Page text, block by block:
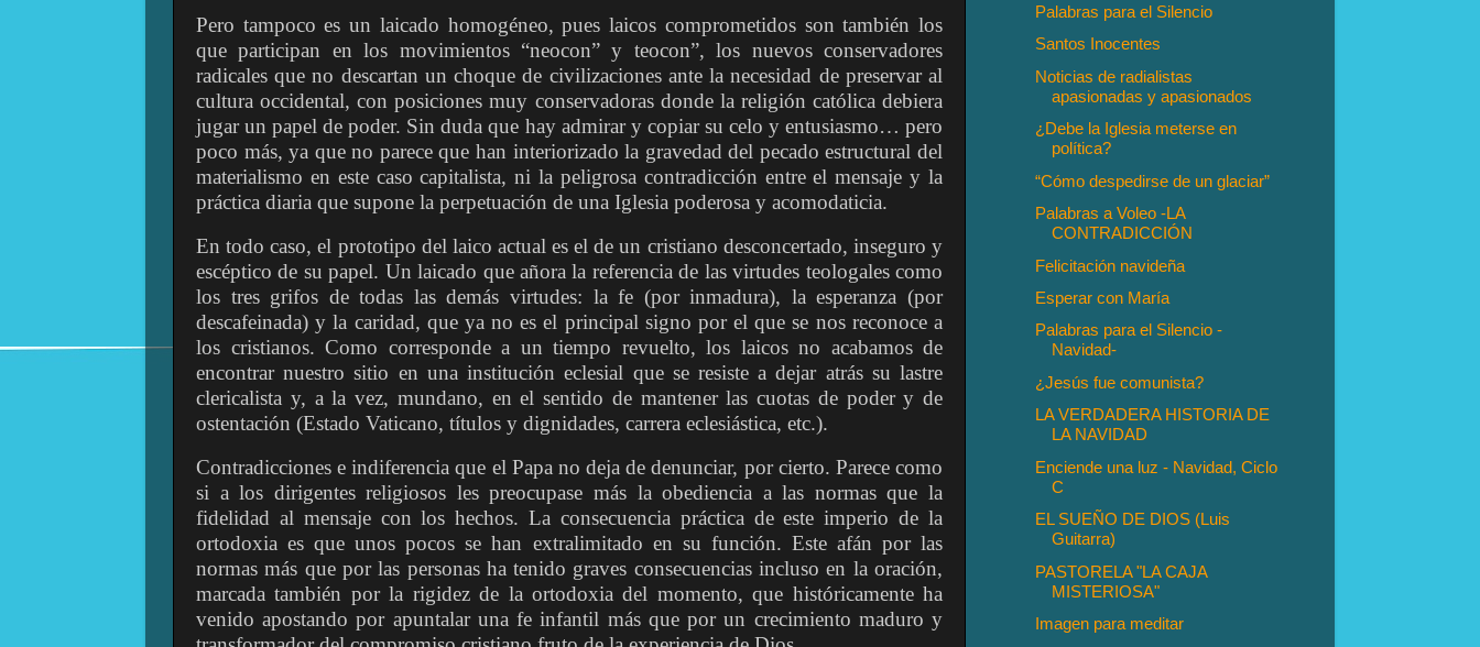
Pero tampoco es un laicado homogéneo, pues laicos comprometidos son también los
que participan en los movimientos “neocon” y teocon”, los nuevos conservadores
radicales que no descartan un choque de civilizaciones ante la necesidad de preservar al
cultura occidental, con posiciones muy conservadoras donde la religión católica debiera
jugar un papel de poder. Sin duda que hay admirar y copiar su celo y entusiasmo… pero
poco más, ya que no parece que han interiorizado la gravedad del pecado estructural del
materialismo en este caso capitalista, ni la peligrosa contradicción entre el mensaje y la
práctica diaria que supone la perpetuación de una Iglesia poderosa y acomodaticia.
En todo caso, el prototipo del laico actual es el de un cristiano desconcertado, inseguro y
escéptico de su papel. Un laicado que añora la referencia de las virtudes teologales como
los tres grifos de todas las demás virtudes: la fe (por inmadura), la esperanza (por
descafeinada) y la caridad, que ya no es el principal signo por el que se nos reconoce a
los cristianos. Como corresponde a un tiempo revuelto, los laicos no acabamos de
encontrar nuestro sitio en una institución eclesial que se resiste a dejar atrás su lastre
clericalista y, a la vez, mundano, en el sentido de mantener las cuotas de poder y de
ostentación (Estado Vaticano, títulos y dignidades, carrera eclesiástica, etc.).
Contradicciones e indiferencia que el Papa no deja de denunciar, por cierto. Parece como
si a los dirigentes religiosos les preocupase más la obediencia a las normas que la
fidelidad al mensaje con los hechos. La consecuencia práctica de este imperio de la
ortodoxia es que unos pocos se han extralimitado en su función. Este afán por las
normas más que por las personas ha tenido graves consecuencias incluso en la oración,
marcada también por la rigidez de la ortodoxia del momento, que históricamente ha
venido apostando por apuntalar una fe infantil más que por un crecimiento maduro y
Palabras para el Silencio
Santos Inocentes
Noticias de radialistas
apasionadas y apasionados
¿Debe la Iglesia meterse en
política?
“Cómo despedirse de un glaciar”
Palabras a Voleo -LA
CONTRADICCIÓN
Felicitación navideña
Esperar con María
Palabras para el Silencio -
Navidad-
¿Jesús fue comunista?
LA VERDADERA HISTORIA DE
LA NAVIDAD
Enciende una luz - Navidad, Ciclo
C
EL SUEÑO DE DIOS (Luis
Guitarra)
PASTORELA "LA CAJA
MISTERIOSA"
Imagen para meditar